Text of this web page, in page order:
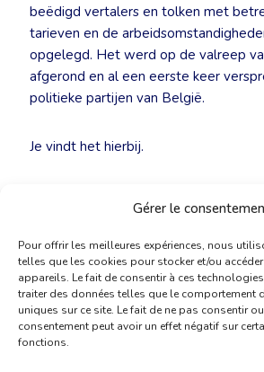
Gérer le
Pour offrir les meilleures expériences, nous
telles que les cookies pour stocker et/ou
appareils. Le fait de consentir à ces
traiter des données telles que le comportement
uniques sur ce site. Le fait de ne pas consentir
consentement peut avoir un effet négatif sur
fonctions.
beëdigd vertalers en tolken met
tarieven en de
opgelegd. Het werd op de valreep
afgerond en al een eerste keer
politieke partijen van België.
Je vindt het hierbij.
Beroepsverenigingen-BVT-